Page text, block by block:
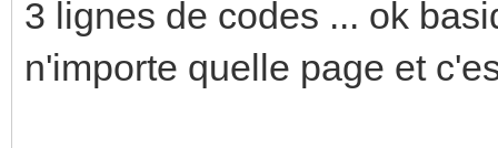
3 lignes de codes ... ok
n'importe quelle page et